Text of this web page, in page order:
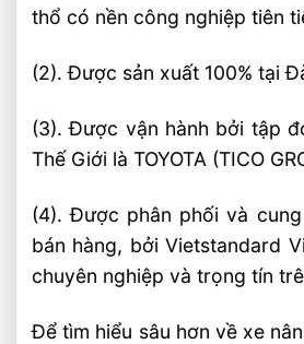
thổ có nền công nghiệp tiên
(2). Được sản xuất 100% tại
(3). Được vận hành bởi tập
Thế Giới là TOYOTA (TICO
(4). Được phân phối và
bán hàng, bởi Vietstandard
chuyên nghiệp và trọng tín
Để tìm hiểu sâu hơn về xe